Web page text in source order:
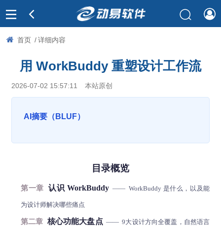
首页 / 详细内容
用 WorkBuddy 重塑设计工作流
2026-07-02 15:57:11 本站原创
AI摘要（BLUF）
目录概览
第一章 认识 WorkBuddy—— WorkBuddy 是什么，以及能
为设计师解决哪些痛点
第二章 核心功能大盘点 —— 9大设计方向全覆盖，自然语言